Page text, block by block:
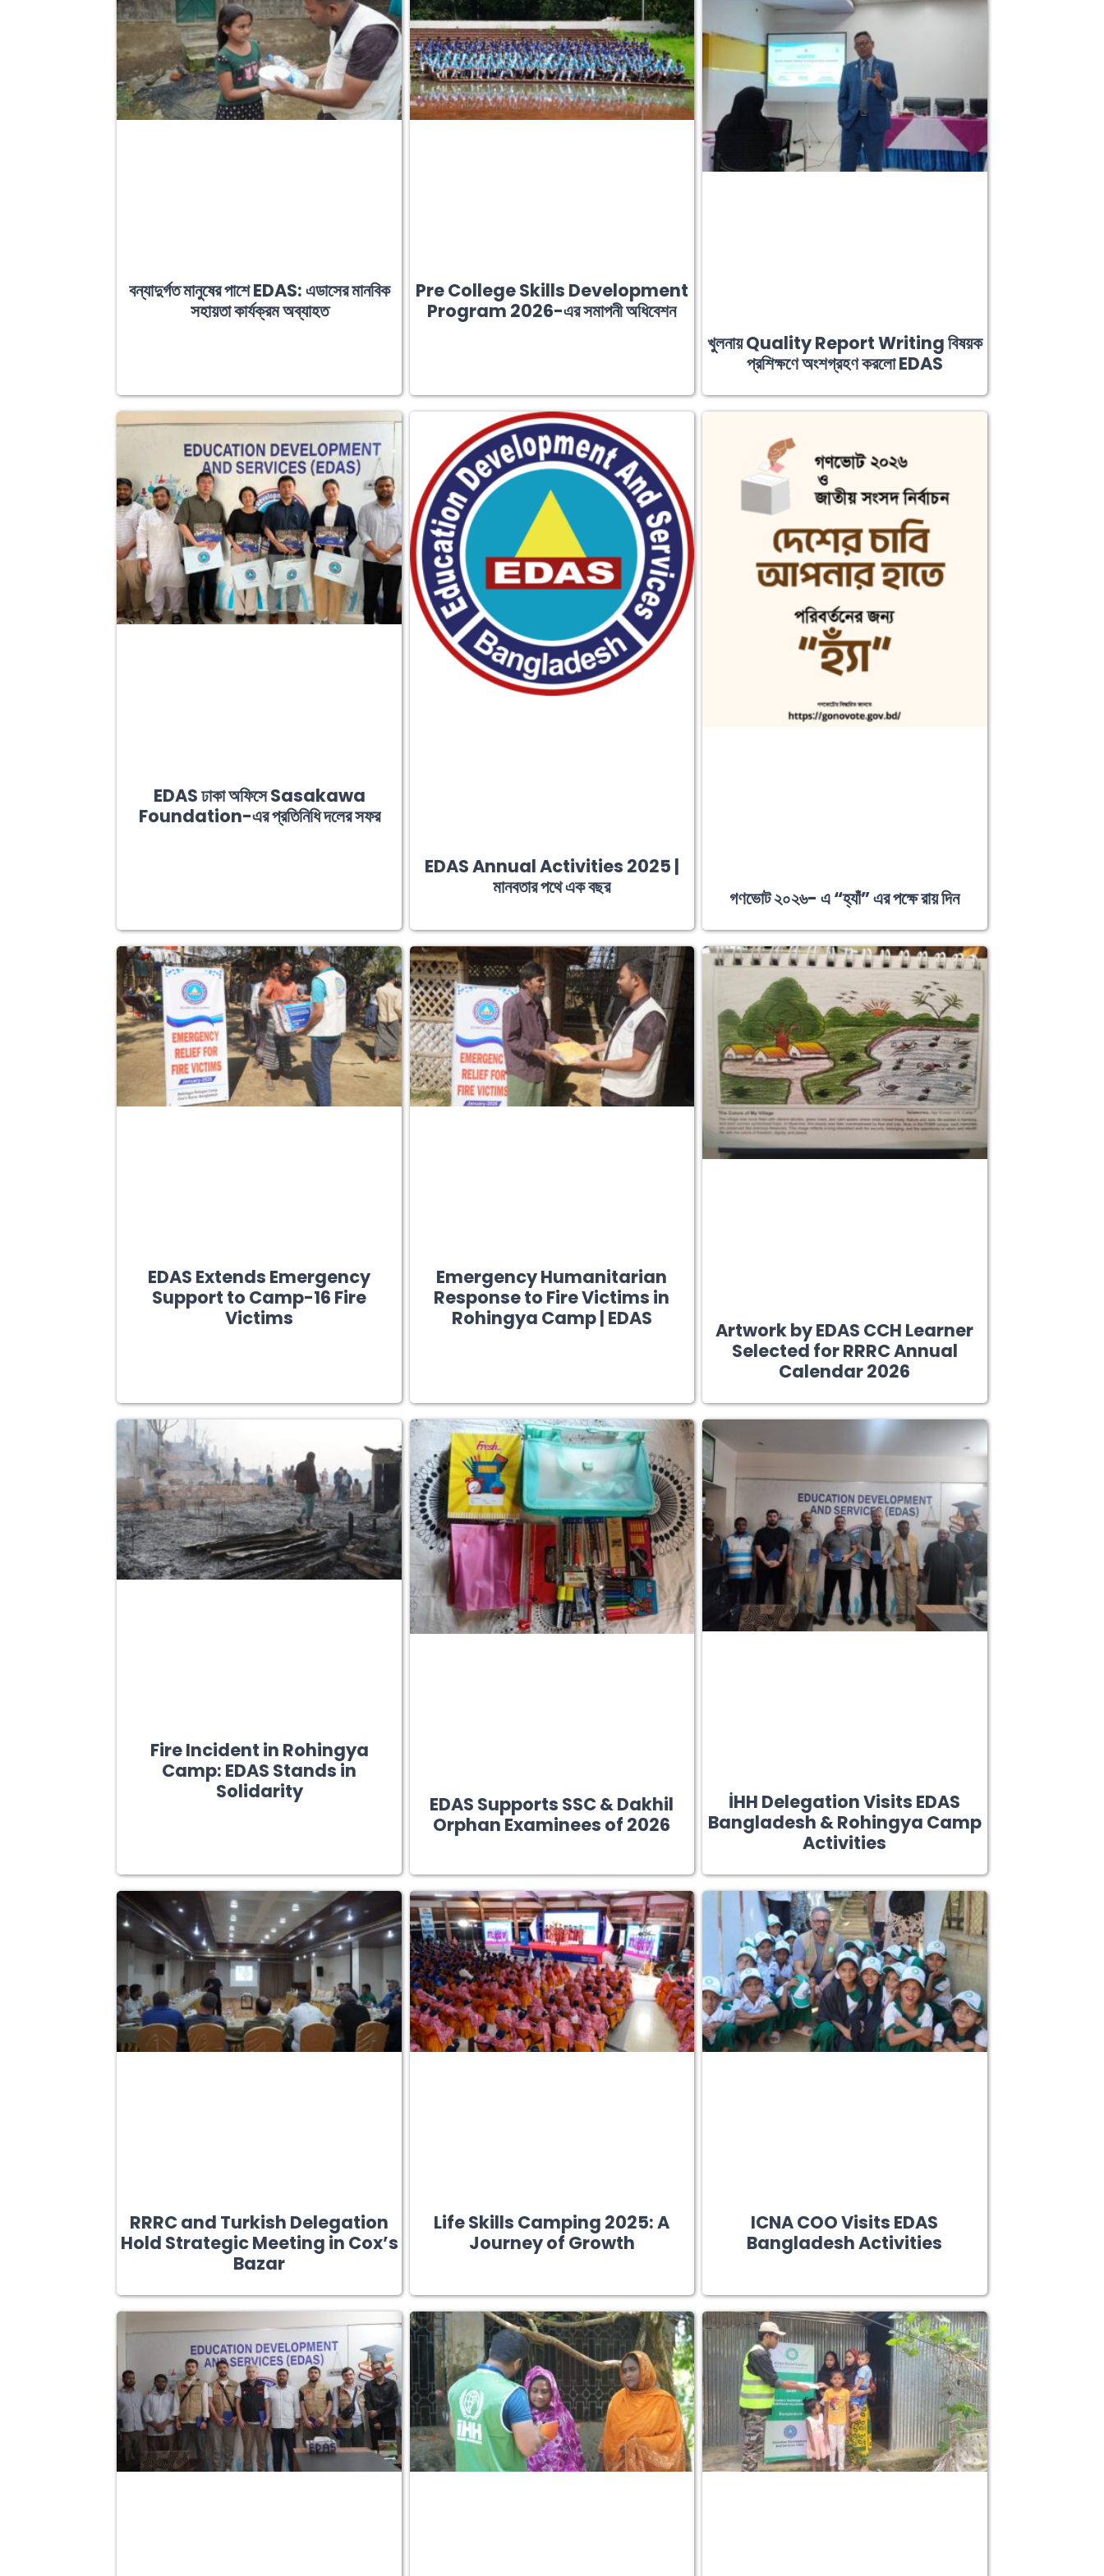
বন্যাদুর্গত মানুষের পাশে EDAS: এডাসের মানবিক
সহায়তা কার্যক্রম অব্যাহত
Pre College Skills Development
Program 2026-এর সমাপনী অধিবেশন
খুলনায় Quality Report Writing বিষয়ক
প্রশিক্ষণে অংশগ্রহণ করলো EDAS
EDAS ঢাকা অফিসে Sasakawa
Foundation-এর প্রতিনিধি দলের সফর
EDAS Annual Activities 2025 |
মানবতার পথে এক বছর
গণভোট ২০২৬- এ “হ্যাঁ” এর পক্ষে রায় দিন
EDAS Extends Emergency
Support to Camp-16 Fire
Victims
Emergency Humanitarian
Response to Fire Victims in
Rohingya Camp | EDAS
Artwork by EDAS CCH Learner
Selected for RRRC Annual
Calendar 2026
Fire Incident in Rohingya
Camp: EDAS Stands in
Solidarity
EDAS Supports SSC & Dakhil
Orphan Examinees of 2026
İHH Delegation Visits EDAS
Bangladesh & Rohingya Camp
Activities
RRRC and Turkish Delegation
Hold Strategic Meeting in Cox’s
Bazar
Life Skills Camping 2025: A
Journey of Growth
ICNA COO Visits EDAS
Bangladesh Activities